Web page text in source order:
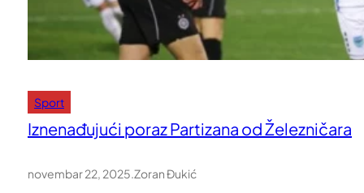
Sport
Iznenađujući poraz Partizana od Železničara
novembar 22, 2025.Zoran Đukić